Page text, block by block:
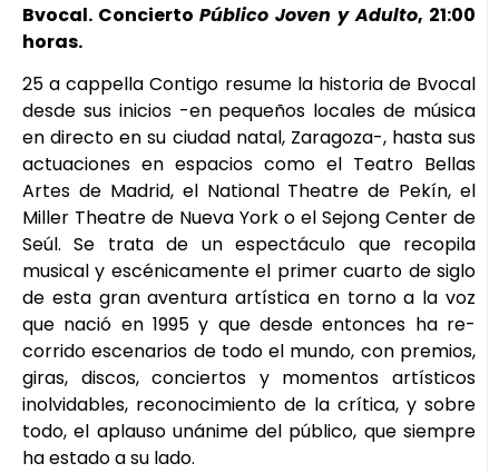
Bvocal. Concierto Público Joven y Adulto, 21:00
horas.
25 a cappella Contigo resume la historia de Bvocal
desde sus inicios -en pequeños locales de música
en directo en su ciudad natal, Zaragoza-, hasta sus
actuaciones en espacios como el Teatro Bellas
Artes de Madrid, el National Theatre de Pekín, el
Miller Theatre de Nueva York o el Sejong Center de
Seúl. Se trata de un espectáculo que recopila
musical y escénicamente el primer cuarto de siglo
de esta gran aventura artística en torno a la voz
que nació en 1995 y que desde entonces ha re-
corrido escenarios de todo el mundo, con premios,
giras, discos, conciertos y momentos artísticos
inolvidables, reconocimiento de la crítica, y sobre
todo, el aplauso unánime del público, que siempre
ha estado a su lado.